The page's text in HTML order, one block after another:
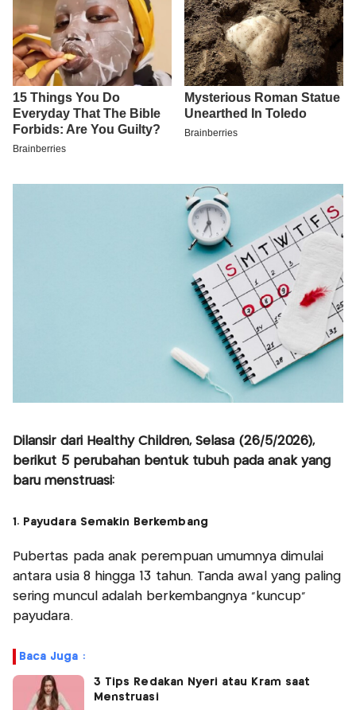
Dilansir dari Healthy Children, Selasa (26/5/2026),
berikut 5 perubahan bentuk tubuh pada anak yang
baru menstruasi:
1. Payudara Semakin Berkembang
Pubertas pada anak perempuan umumnya dimulai
antara usia 8 hingga 13 tahun. Tanda awal yang paling
sering muncul adalah berkembangnya “kuncup”
payudara.
Baca Juga :
3 Tips Redakan Nyeri atau Kram saat
Menstruasi